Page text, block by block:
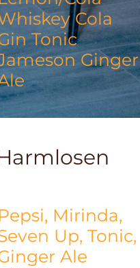
Cola
Tonic
Ginger
Mirinda,
Up, Tonic,
Ale